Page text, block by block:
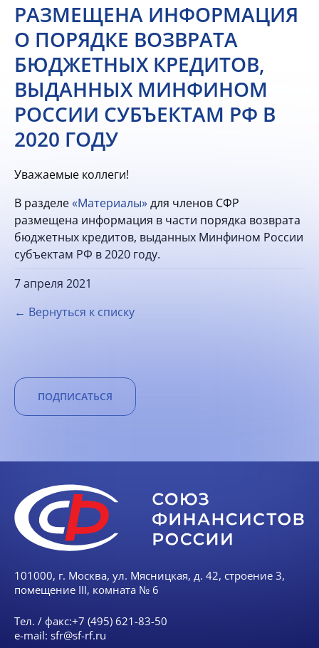
РАЗМЕЩЕНА ИНФОРМАЦИЯ
О ПОРЯДКЕ ВОЗВРАТА
БЮДЖЕТНЫХ КРЕДИТОВ,
ВЫДАННЫХ МИНФИНОМ
РОССИИ СУБЪЕКТАМ РФ В
2020 ГОДУ
Уважаемые коллеги!
В разделе«Материалы»для членов СФР
размещена информация в части порядка возврата
бюджетных кредитов, выданных Минфином России
субъектам РФ в 2020 году.
7 апреля 2021
← Вернуться к списку
ПОДПИСАТЬСЯ
101000, г. Москва, ул. Мясницкая, д. 42, строение 3,
помещение III, комната № 6
Тел. / факс:+7 (495) 621-83-50
e-mail: sfr@sf-rf.ru